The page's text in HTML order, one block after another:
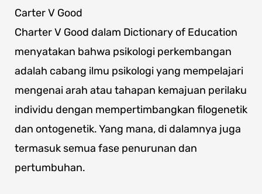
Carter V Good
Charter V Good dalam Dictionary of Education
menyatakan bahwa psikologi perkembangan
adalah cabang ilmu psikologi yang mempelajari
mengenai arah atau tahapan kemajuan perilaku
individu dengan mempertimbangkan filogenetik
dan ontogenetik. Yang mana, di dalamnya juga
termasuk semua fase penurunan dan
pertumbuhan.